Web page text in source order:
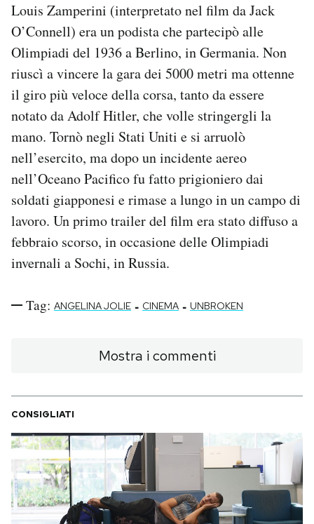
Louis Zamperini (interpretato nel film da Jack
O’Connell) era un podista che partecipò alle
Olimpiadi del 1936 a Berlino, in Germania. Non
riuscì a vincere la gara dei 5000 metri ma ottenne
il giro più veloce della corsa, tanto da essere
notato da Adolf Hitler, che volle stringergli la
mano. Tornò negli Stati Uniti e si arruolò
nell’esercito, ma dopo un incidente aereo
nell’Oceano Pacifico fu fatto prigioniero dai
soldati giapponesi e rimase a lungo in un campo di
lavoro. Un primo trailer del film era stato diffuso a
febbraio scorso, in occasione delle Olimpiadi
invernali a Sochi, in Russia.
Tag: ANGELINA JOLIE - CINEMA - UNBROKEN
Mostra i commenti
CONSIGLIATI